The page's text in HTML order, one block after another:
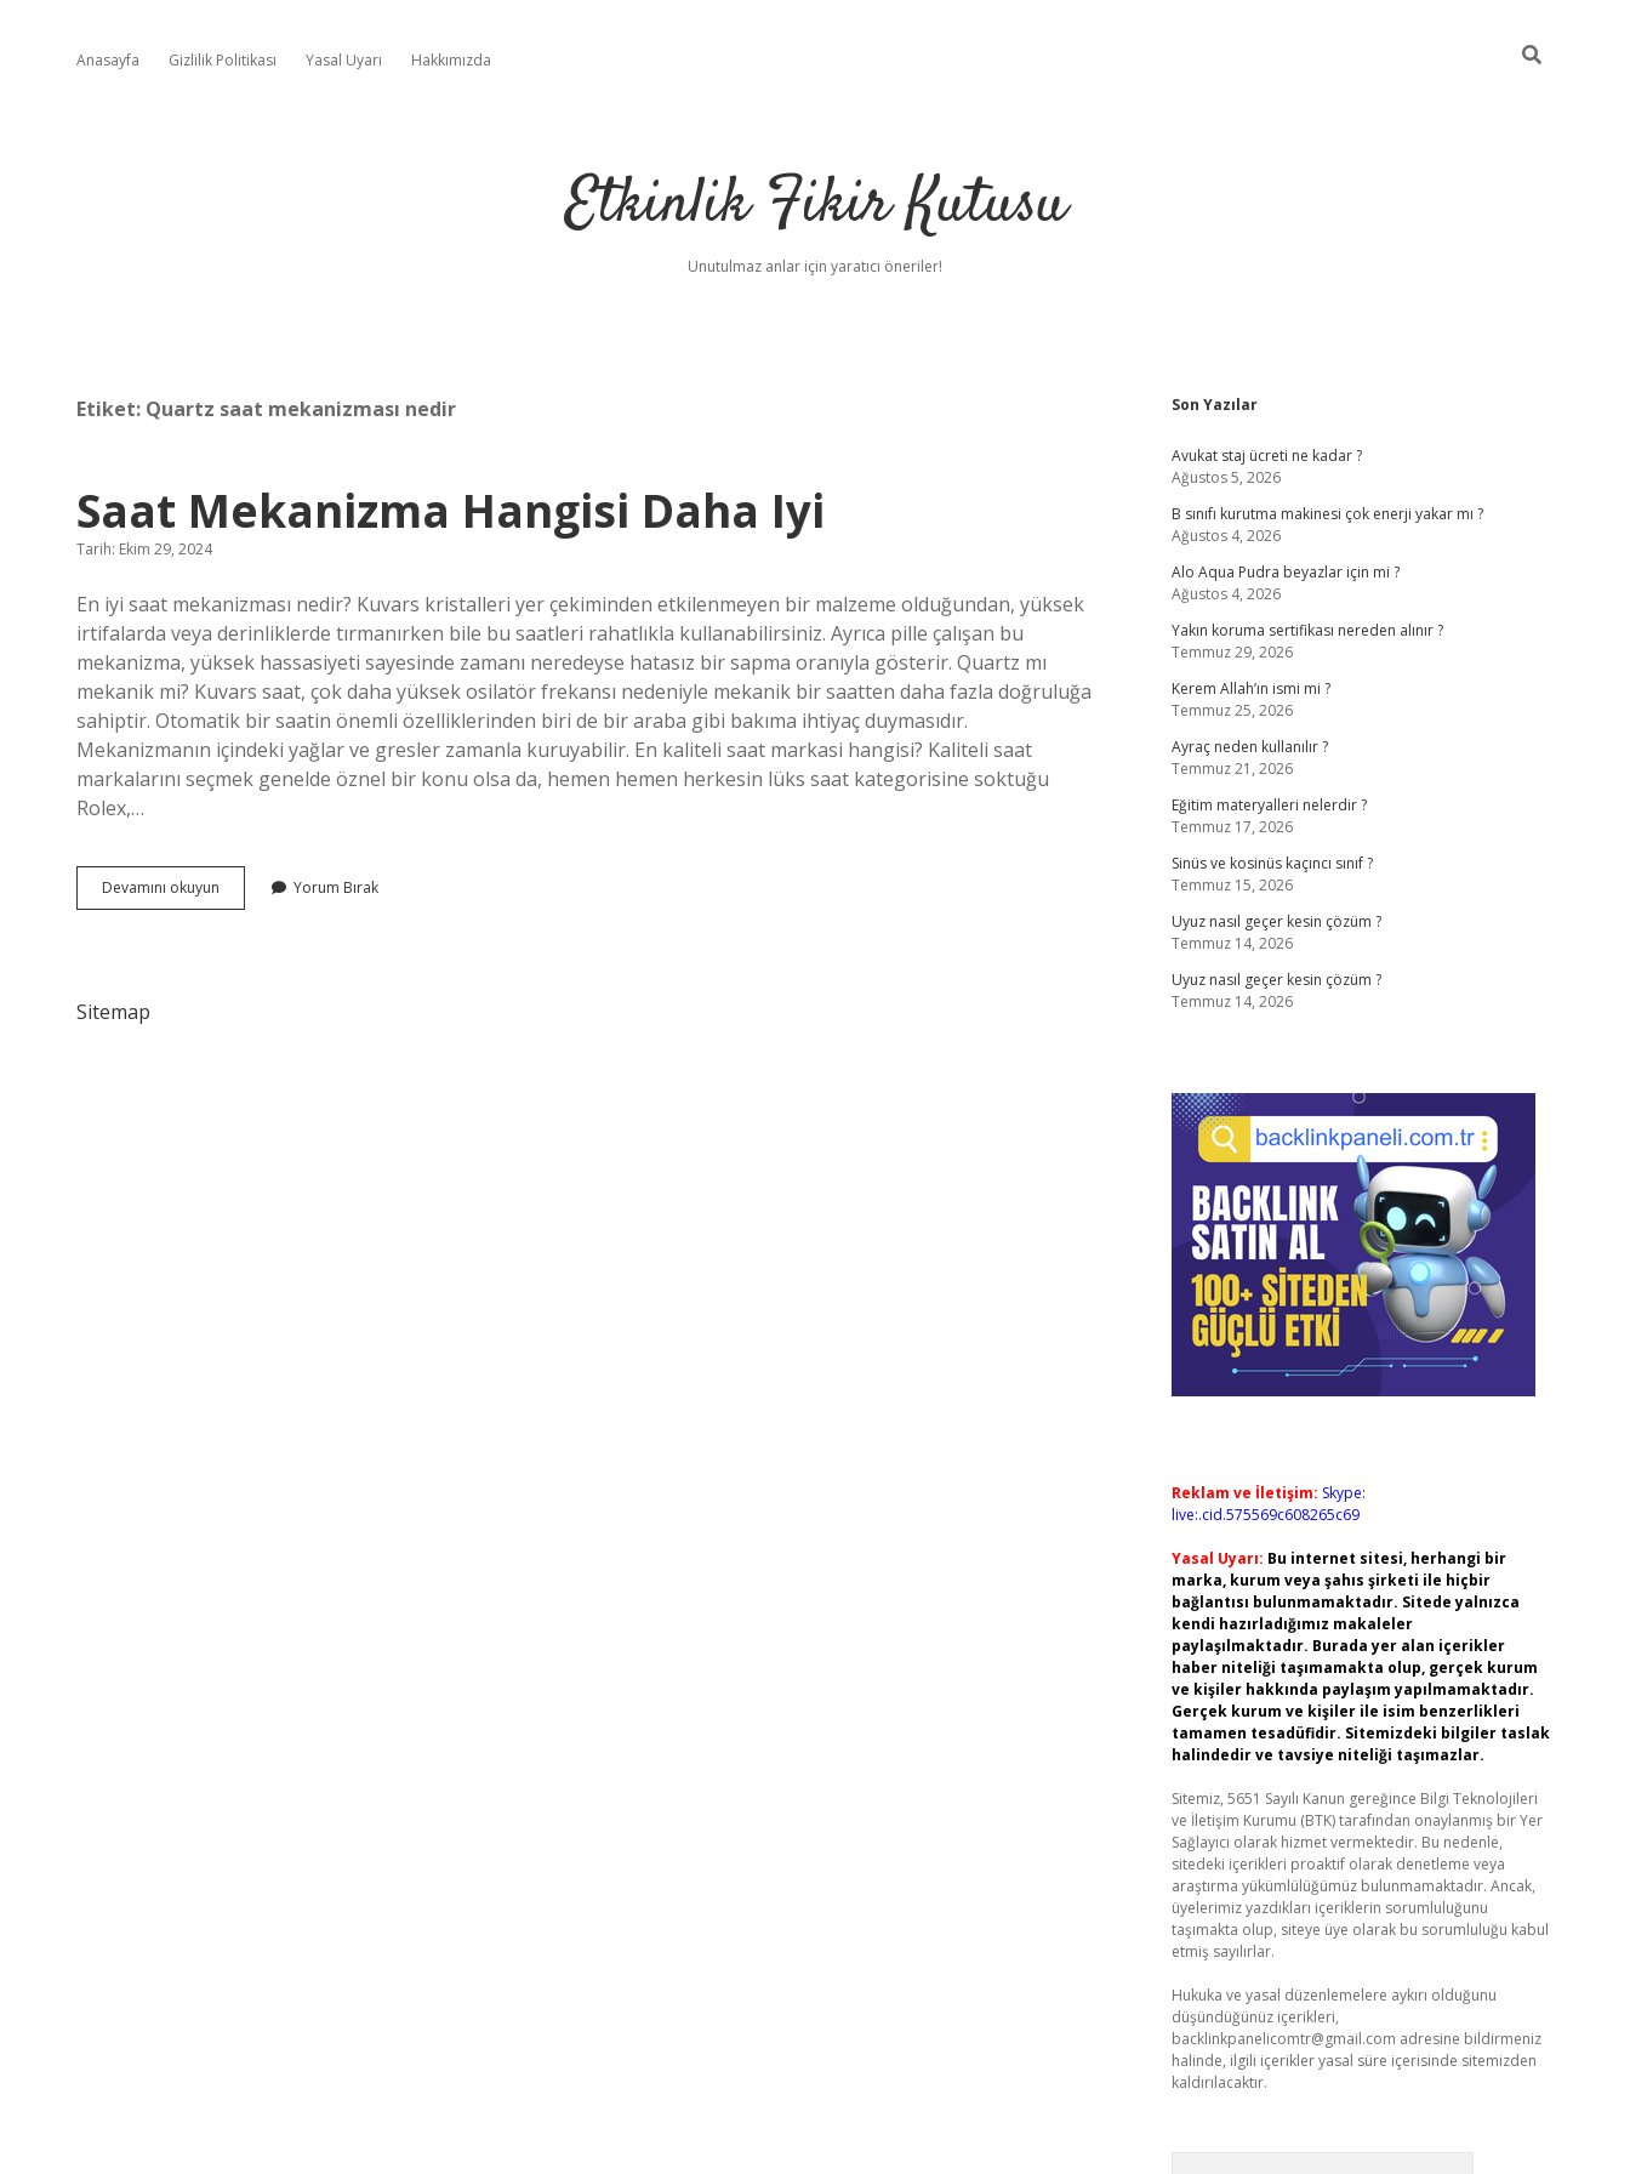
Anasayfa Gizlilik Politikası Yasal Uyarı Hakkımızda
Etkinlik Fikir Kutusu
Unutulmaz anlar için yaratıcı öneriler!
Etiket: Quartz saat mekanizması nedir
Saat Mekanizma Hangisi Daha Iyi
Tarih: Ekim 29, 2024
En iyi saat mekanizması nedir? Kuvars kristalleri yer çekiminden etkilenmeyen bir malzeme olduğundan, yüksek
irtifalarda veya derinliklerde tırmanırken bile bu saatleri rahatlıkla kullanabilirsiniz. Ayrıca pille çalışan bu
mekanizma, yüksek hassasiyeti sayesinde zamanı neredeyse hatasız bir sapma oranıyla gösterir. Quartz mı
mekanik mi? Kuvars saat, çok daha yüksek osilatör frekansı nedeniyle mekanik bir saatten daha fazla doğruluğa
sahiptir. Otomatik bir saatin önemli özelliklerinden biri de bir araba gibi bakıma ihtiyaç duymasıdır.
Mekanizmanın içindeki yağlar ve gresler zamanla kuruyabilir. En kaliteli saat markasi hangisi? Kaliteli saat
markalarını seçmek genelde öznel bir konu olsa da, hemen hemen herkesin lüks saat kategorisine soktuğu
Rolex,…
Devamını okuyun
Mekanizma
Yorum Bırak
Sitemap
Sidebar
Son Yazılar
Avukat staj ücreti ne kadar ?
Ağustos 5, 2026
B sınıfı kurutma makinesi çok enerji yakar mı ?
Ağustos 4, 2026
Alo Aqua Pudra beyazlar için mi ?
Ağustos 4, 2026
Yakın koruma sertifikası nereden alınır ?
Temmuz 29, 2026
Kerem Allah’ın ismi mi ?
Temmuz 25, 2026
Ayraç neden kullanılır ?
Temmuz 21, 2026
Eğitim materyalleri nelerdir ?
Temmuz 17, 2026
Sinüs ve kosinüs kaçıncı sınıf ?
Temmuz 15, 2026
Uyuz nasıl geçer kesin çözüm ?
Temmuz 14, 2026
Uyuz nasıl geçer kesin çözüm ?
Temmuz 14, 2026
Reklam ve İletişim: Skype:
live:.cid.575569c608265c69
Yasal Uyarı: Bu internet sitesi, herhangi bir
marka, kurum veya şahıs şirketi ile hiçbir
bağlantısı bulunmamaktadır. Sitede yalnızca
kendi hazırladığımız makaleler
paylaşılmaktadır. Burada yer alan içerikler
haber niteliği taşımamakta olup, gerçek kurum
ve kişiler hakkında paylaşım yapılmamaktadır.
Gerçek kurum ve kişiler ile isim benzerlikleri
tamamen tesadüfidir. Sitemizdeki bilgiler taslak
halindedir ve tavsiye niteliği taşımazlar.
Sitemiz, 5651 Sayılı Kanun gereğince Bilgi Teknolojileri
ve İletişim Kurumu (BTK) tarafından onaylanmış bir Yer
Sağlayıcı olarak hizmet vermektedir. Bu nedenle,
sitedeki içerikleri proaktif olarak denetleme veya
araştırma yükümlülüğümüz bulunmamaktadır. Ancak,
üyelerimiz yazdıkları içeriklerin sorumluluğunu
taşımakta olup, siteye üye olarak bu sorumluluğu kabul
etmiş sayılırlar.
Hukuka ve yasal düzenlemelere aykırı olduğunu
düşündüğünüz içerikleri,
backlinkpanelicomtr@gmail.com adresine bildirmeniz
halinde, ilgili içerikler yasal süre içerisinde sitemizden
kaldırılacaktır.